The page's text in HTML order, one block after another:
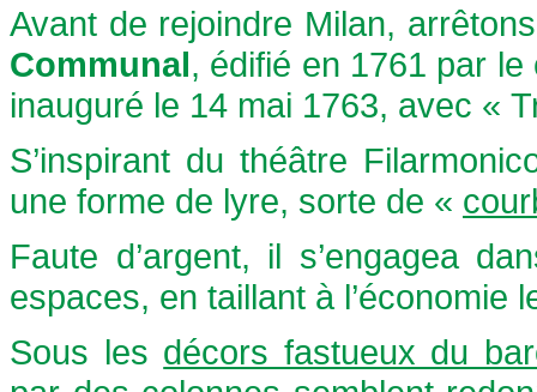
Avant de rejoindre Milan,
Communal, édifié en 1761 par
inauguré le 14 mai 1763, avec «
S’inspirant du théâtre
une forme de lyre, sorte de «
Faute d’argent, il s’engagea
espaces, en taillant à l’économie
Sous les décors fastueux du